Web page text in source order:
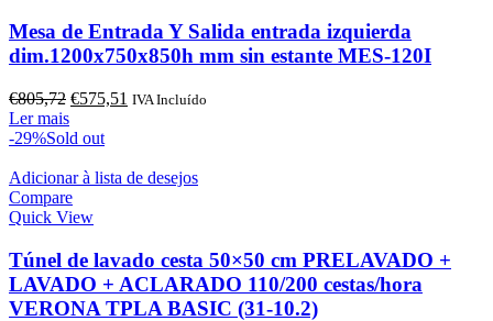
Mesa de Entrada Y Salida entrada izquierda
dim.1200x750x850h mm sin estante MES-120I
€805,72 O
original
€805,72.
€575,51 O
€575,51.
IVA Incluído
Ler mais
-29%Sold out
Adicionar à lista de desejos
Compare
Quick View
Túnel de lavado cesta 50×50 cm PRELAVADO +
LAVADO + ACLARADO 110/200 cestas/hora
VERONA TPLA BASIC (31-10.2)